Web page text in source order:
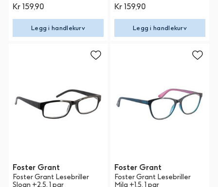
Kr 159,90
Legg i handlekurv
Kr 159,90
Legg i handlekurv
Foster Grant
Foster Grant Lesebriller
Sloan +2,5, 1 par
Foster Grant
Foster Grant Lesebriller
Mila +1,5, 1 par